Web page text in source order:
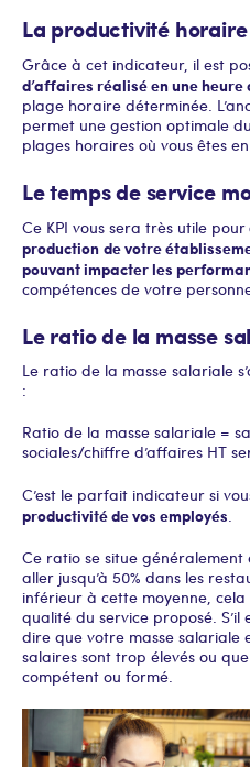
La productivité horaire
Grâce à cet indicateur, il est
d’affaires réalisé en une
plage horaire déterminée.
permet une gestion optimale
plages horaires où vous êtes
Le temps de service
Ce KPI vous sera très utile pour
production de votre
pouvant impacter les
compétences de votre
Le ratio de la masse
Le ratio de la masse salariale
:
Ratio de la masse salariale =
sociales/chiffre d’affaires HT
C’est le parfait indicateur si
productivité de vos employés.
Ce ratio se situe généralement
aller jusqu’à 50% dans les
inférieur à cette moyenne,
qualité du service proposé.
dire que votre masse salariale
salaires sont trop élevés ou
compétent ou formé.